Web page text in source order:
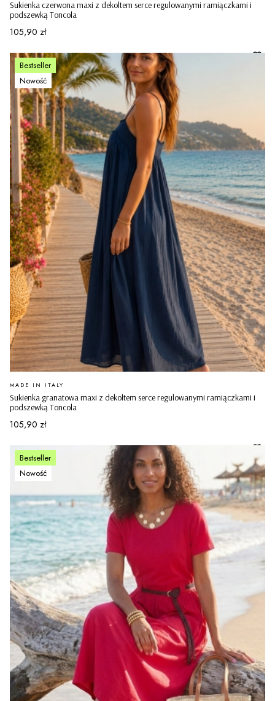
Sukienka czerwona maxi z dekoltem serce regulowanymi ramiączkami i
podszewką Toncola
Cena
105,90 zł
Bestseller
Nowość
Sukienka granatowa maxi z dekoltem serce regulowanymi ramiączkami i
podszewką Toncola
PRODUCENT
MADE IN ITALY
Cena
105,90 zł
Bestseller
Nowość